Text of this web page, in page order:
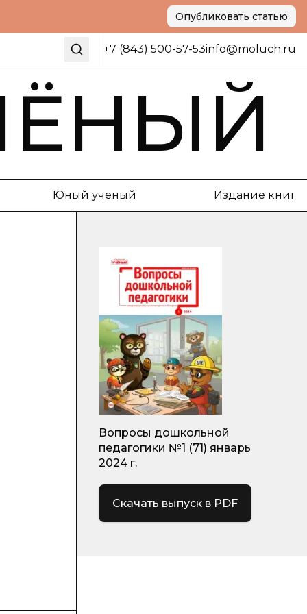
Опубликовать статью
+7 (843) 500-57-53info@moluch.ru
Юный ученый Издание книг
Вопросы дошкольной
педагогики №1 (71) январь
2024 г.
Скачать выпуск в PDF